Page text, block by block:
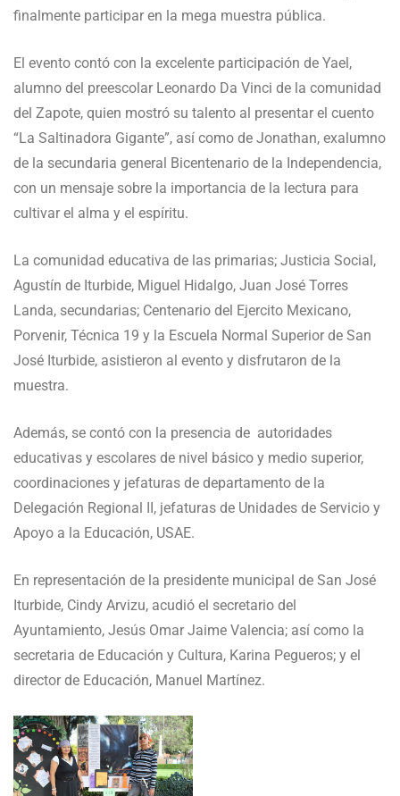
finalmente participar en la mega muestra pública.
El evento contó con la excelente participación de Yael,
alumno del preescolar Leonardo Da Vinci de la comunidad
del Zapote, quien mostró su talento al presentar el cuento
“La Saltinadora Gigante”, así como de Jonathan, exalumno
de la secundaria general Bicentenario de la Independencia,
con un mensaje sobre la importancia de la lectura para
cultivar el alma y el espíritu.
La comunidad educativa de las primarias; Justicia Social,
Agustín de Iturbide, Miguel Hidalgo, Juan José Torres
Landa, secundarias; Centenario del Ejercito Mexicano,
Porvenir, Técnica 19 y la Escuela Normal Superior de San
José Iturbide, asistieron al evento y disfrutaron de la
muestra.
Además, se contó con la presencia de autoridades
educativas y escolares de nivel básico y medio superior,
coordinaciones y jefaturas de departamento de la
Delegación Regional II, jefaturas de Unidades de Servicio y
Apoyo a la Educación, USAE.
En representación de la presidente municipal de San José
Iturbide, Cindy Arvizu, acudió el secretario del
Ayuntamiento, Jesús Omar Jaime Valencia; así como la
secretaria de Educación y Cultura, Karina Pegueros; y el
director de Educación, Manuel Martínez.